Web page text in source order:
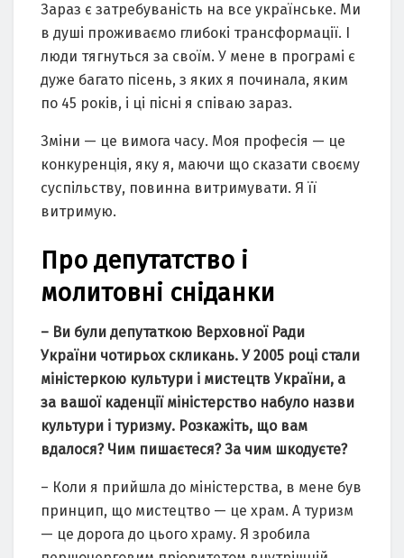
Зараз є затребуваність на все українське. Ми
в душі проживаємо глибокі трансформації. І
люди тягнуться за своїм. У мене в програмі є
дуже багато пісень, з яких я починала, яким
по 45 років, і ці пісні я співаю зараз.
Зміни — це вимога часу. Моя професія — це
конкуренція, яку я, маючи що сказати своєму
суспільству, повинна витримувати. Я її
витримую.
Про депутатство і
молитовні сніданки
– Ви були депутаткою Верховної Ради
України чотирьох скликань. У 2005 році стали
міністеркою культури і мистецтв України, а
за вашої каденції міністерство набуло назви
культури і туризму. Розкажіть, що вам
вдалося? Чим пишаєтеся? За чим шкодуєте?
– Коли я прийшла до міністерства, в мене був
принцип, що мистецтво — це храм. А туризм
— це дорога до цього храму. Я зробила